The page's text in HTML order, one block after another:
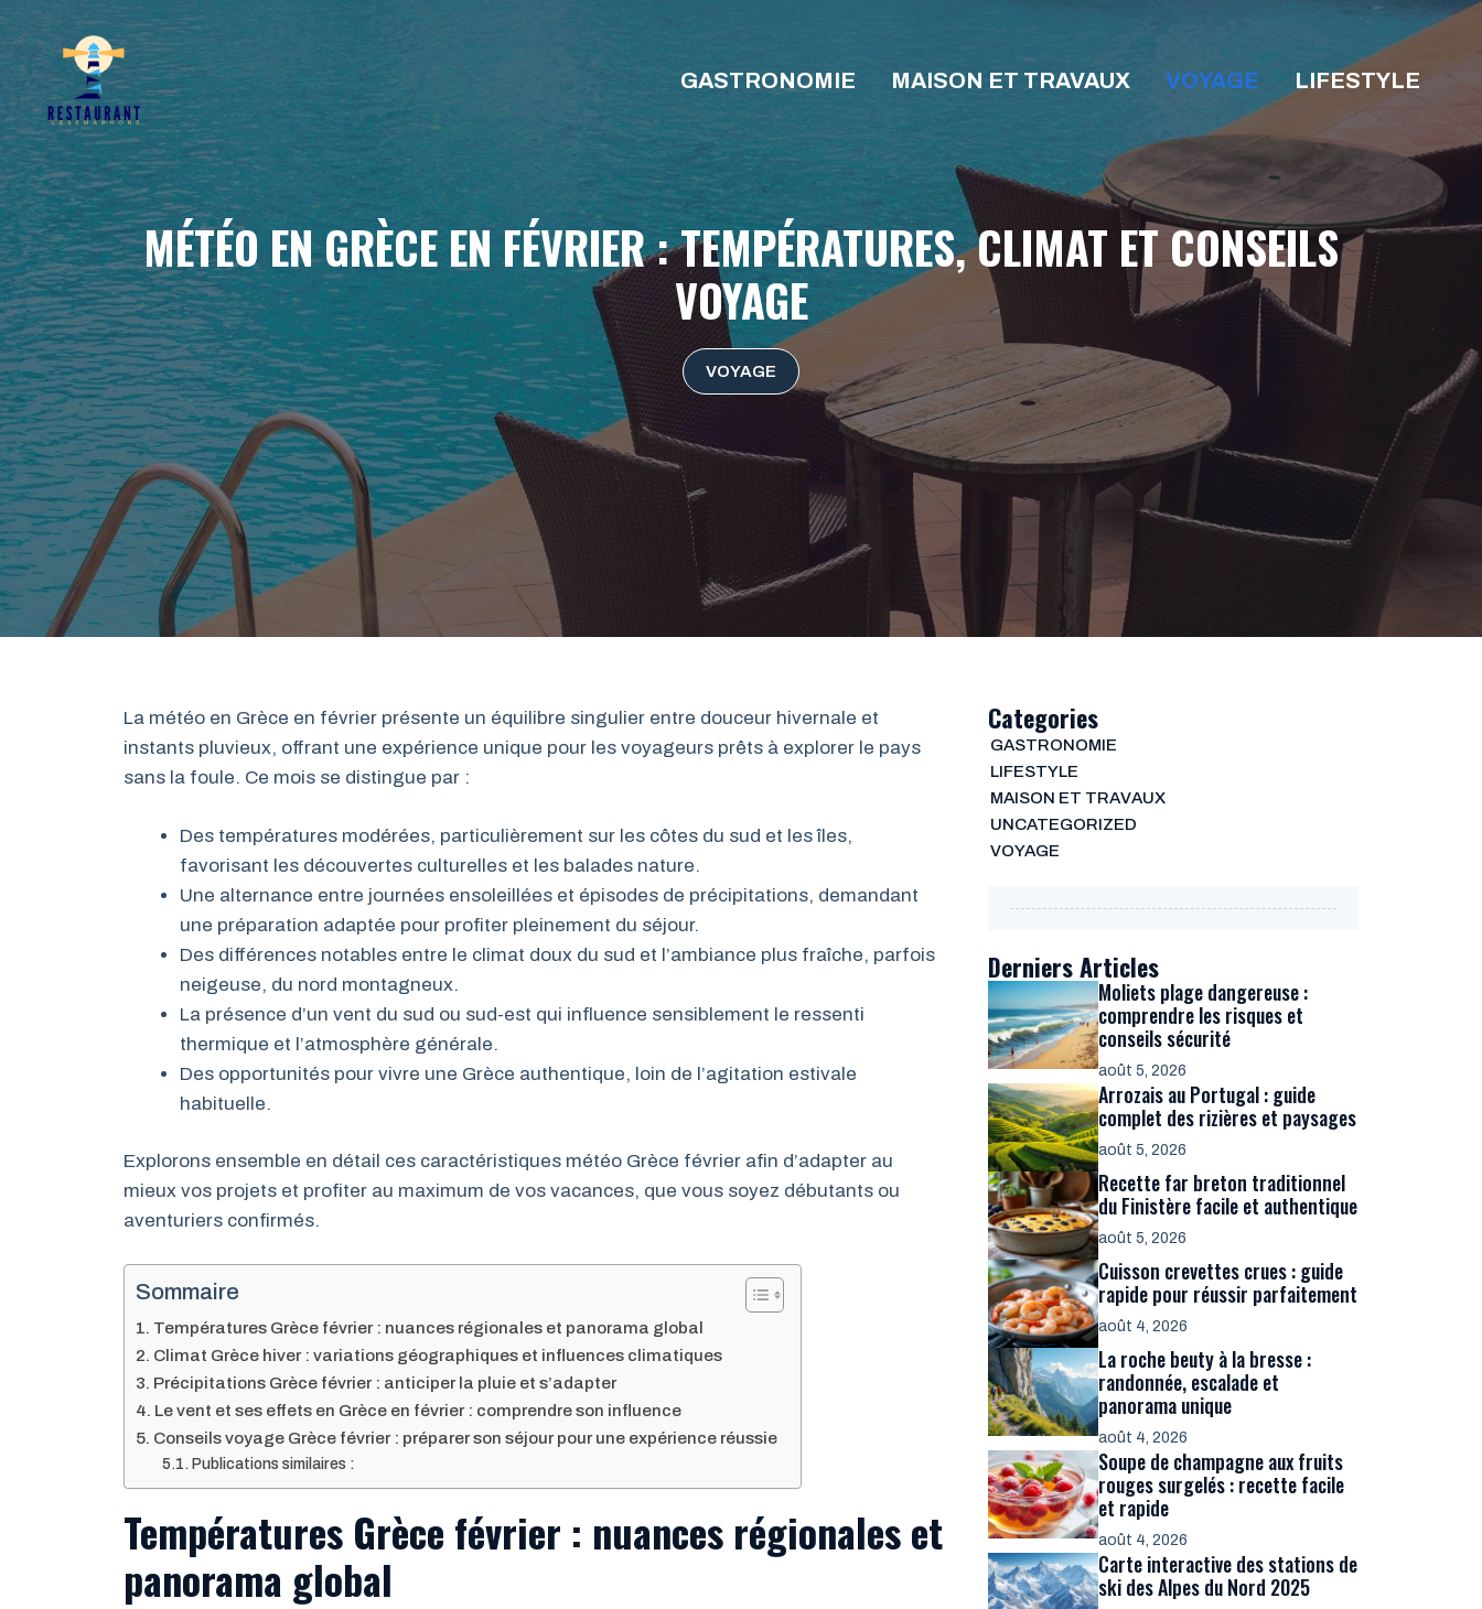
Aller
au
contenu
GASTRONOMIE MAISON ET TRAVAUX VOYAGE LIFESTYLE
MÉTÉO EN GRÈCE EN FÉVRIER : TEMPÉRATURES, CLIMAT ET CONSEILS
VOYAGE
VOYAGE
La météo en Grèce en février présente un équilibre singulier entre douceur hivernale et
instants pluvieux, offrant une expérience unique pour les voyageurs prêts à explorer le pays
sans la foule. Ce mois se distingue par :
Des températures modérées, particulièrement sur les côtes du sud et les îles,
favorisant les découvertes culturelles et les balades nature.
Une alternance entre journées ensoleillées et épisodes de précipitations, demandant
une préparation adaptée pour profiter pleinement du séjour.
Des différences notables entre le climat doux du sud et l’ambiance plus fraîche, parfois
neigeuse, du nord montagneux.
La présence d’un vent du sud ou sud-est qui influence sensiblement le ressenti
thermique et l’atmosphère générale.
Des opportunités pour vivre une Grèce authentique, loin de l’agitation estivale
habituelle.
Explorons ensemble en détail ces caractéristiques météo Grèce février afin d’adapter au
mieux vos projets et profiter au maximum de vos vacances, que vous soyez débutants ou
aventuriers confirmés.
Sommaire
Températures Grèce février : nuances régionales et panorama global
Climat Grèce hiver : variations géographiques et influences climatiques
Précipitations Grèce février : anticiper la pluie et s’adapter
Le vent et ses effets en Grèce en février : comprendre son influence
Conseils voyage Grèce février : préparer son séjour pour une expérience réussie
Publications similaires :
Températures Grèce février : nuances régionales et
panorama global
Categories
GASTRONOMIE
LIFESTYLE
MAISON ET TRAVAUX
UNCATEGORIZED
VOYAGE
Derniers Articles
Moliets plage dangereuse :
comprendre les risques et
conseils sécurité
août 5, 2026
Arrozais au Portugal : guide
complet des rizières et paysages
août 5, 2026
Recette far breton traditionnel
du Finistère facile et authentique
août 5, 2026
Cuisson crevettes crues : guide
rapide pour réussir parfaitement
août 4, 2026
La roche beuty à la bresse :
randonnée, escalade et
panorama unique
août 4, 2026
Soupe de champagne aux fruits
rouges surgelés : recette facile
et rapide
août 4, 2026
Carte interactive des stations de
ski des Alpes du Nord 2025